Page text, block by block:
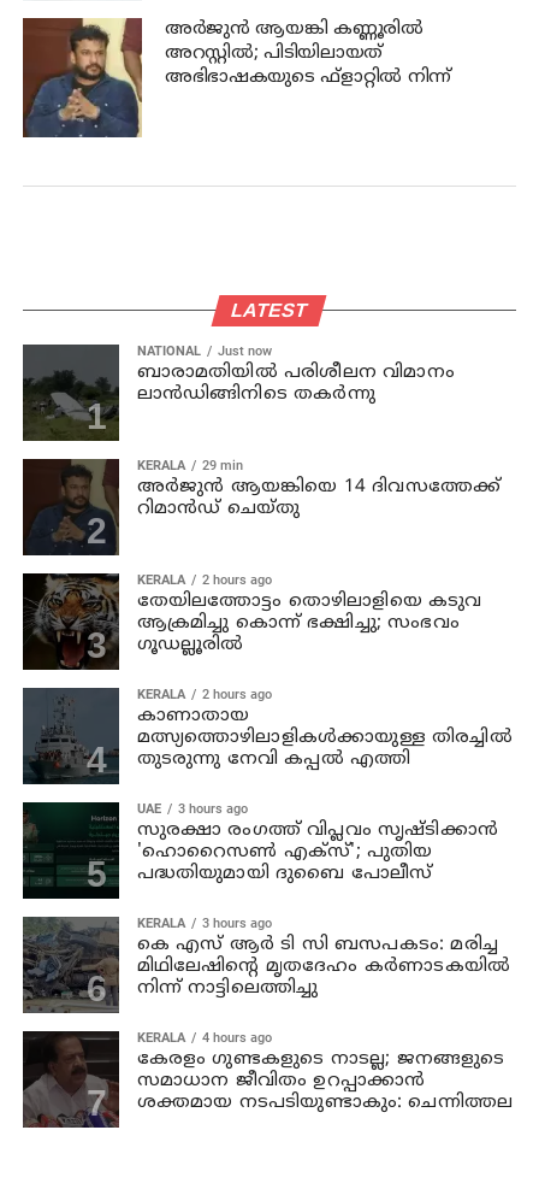
അര്‍ജുന്‍ ആയങ്കി കണ്ണൂരില്‍
അറസ്റ്റില്‍; പിടിയിലായത്
അഭിഭാഷകയുടെ ഫ്‌ളാറ്റില്‍ നിന്ന്
LATEST
NATIONAL Just now
ബാരാമതിയില്‍ പരിശീലന വിമാനം
ലാന്‍ഡിങ്ങിനിടെ തകര്‍ന്നു
KERALA 29 min
അര്‍ജുന്‍ ആയങ്കിയെ 14 ദിവസത്തേക്ക്
റിമാൻഡ് ചെയ്തു
KERALA 2 hours ago
തേയിലത്തോട്ടം തൊഴിലാളിയെ കടുവ
ആക്രമിച്ചു കൊന്ന് ഭക്ഷിച്ചു; സംഭവം
ഗൂഡല്ലൂരില്‍
KERALA 2 hours ago
കാണാതായ
മത്സ്യത്തൊഴിലാളികള്‍ക്കായുള്ള തിരച്ചില്‍
തുടരുന്നു നേവി കപ്പല്‍ എത്തി
UAE 3 hours ago
സുരക്ഷാ രംഗത്ത് വിപ്ലവം സൃഷ്ടിക്കാന്‍
'ഹൊറൈസണ്‍ എക്‌സ്'; പുതിയ
പദ്ധതിയുമായി ദുബൈ പോലീസ്
KERALA 3 hours ago
കെ എസ് ആര്‍ ടി സി ബസപകടം: മരിച്ച
മിഥിലേഷിന്റെ മൃതദേഹം കര്‍ണാടകയില്‍
നിന്ന് നാട്ടിലെത്തിച്ചു
KERALA 4 hours ago
കേരളം ഗുണ്ടകളുടെ നാടല്ല; ജനങ്ങളുടെ
സമാധാന ജീവിതം ഉറപ്പാക്കാന്‍
ശക്തമായ നടപടിയുണ്ടാകും: ചെന്നിത്തല